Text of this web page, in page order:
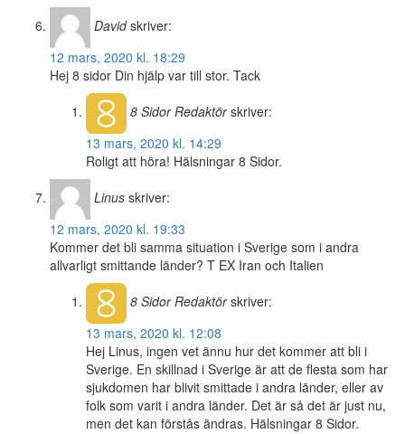
David skriver:
12 mars, 2020 kl. 18:29
Hej 8 sidor Din hjälp var till stor. Tack
8 SidorRedaktör skriver:
13 mars, 2020 kl. 14:29
Roligt att höra! Hälsningar 8 Sidor.
Linus skriver:
12 mars, 2020 kl. 19:33
Kommer det bli samma situation i Sverige som i andra
allvarligt smittande länder? T EX Iran och Italien
8 SidorRedaktör skriver:
13 mars, 2020 kl. 12:08
Hej Linus, ingen vet ännu hur det kommer att bli i
Sverige. En skillnad i Sverige är att de flesta som har
sjukdomen har blivit smittade i andra länder, eller av
folk som varit i andra länder. Det är så det är just nu,
men det kan förstås ändras. Hälsningar 8 Sidor.